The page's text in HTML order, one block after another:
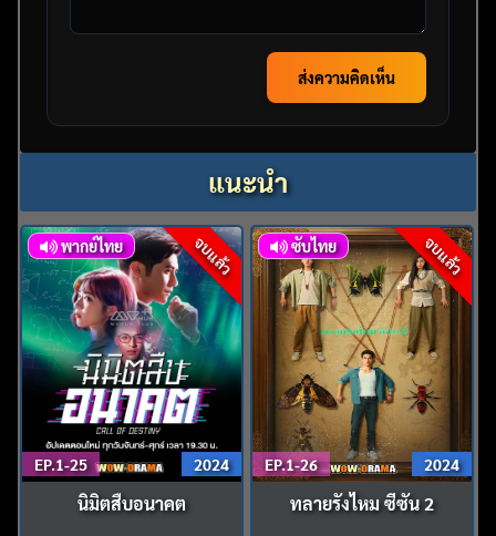
ส่งความคิดเห็น
แนะนำ
จบแล้ว
พากย์ไทย
EP.1-25 2024
นิมิตสืบอนาคต
จบแล้ว
ซับไทย
EP.1-26 2024
ทลายรังไหม ซีซัน 2